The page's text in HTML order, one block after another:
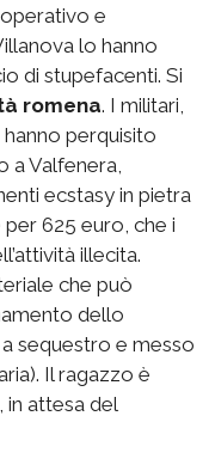
e
lo hanno
di stupefacenti. Si
romena. I militari,
perquisito
a Valfenera,
ecstasy in pietra
625 euro, che i
illecita.
che può
dello
sequestro e messo
Il ragazzo è
in attesa del